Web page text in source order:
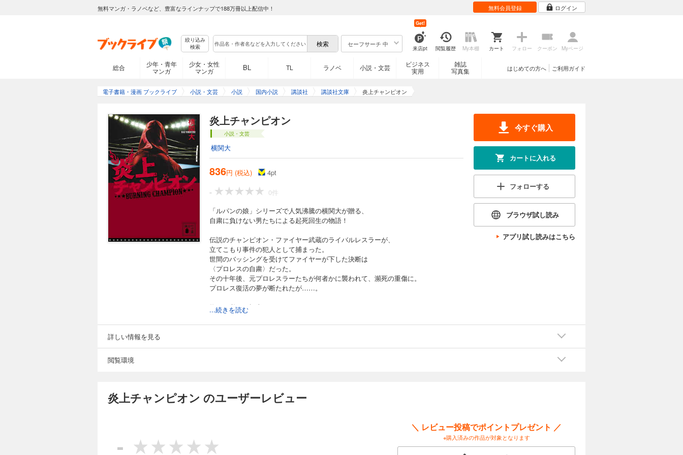
無料マンガ・ラノベなど、豊富なラインナップで188万冊以上配信中！ 無料会員登録 ログイン
絞り込み
検索
セーフサーチ 中
来店pt
Get!
閲覧履歴 My本棚 カート フォロー クーポン Myページ
総合
少年・青年
マンガ
少女・女性
マンガ
BL TL ラノベ 小説・文芸
ビジネス
実用
雑誌
写真集
ご利用ガイド
はじめての方へ
電子書籍・漫画 ブックライブ 小説・文芸 小説 国内小説 講談社 講談社文庫 炎上チャンピオン
炎上チャンピオン
小説・文芸
横関大
836円 (税込) 4pt
-
0件
「ルパンの娘」シリーズで人気沸騰の横関大が贈る、
自粛に負けない男たちによる起死回生の物語！
伝説のチャンピオン・ファイヤー武蔵のライバルレスラーが、
立てこもり事件の犯人として捕まった。
世間のバッシングを受けてファイヤーが下した決断は
〈プロレスの自粛〉だった。
その十年後、元プロレスラーたちが何者かに襲われて、瀕死の重傷に。
プロレス復活の夢が断たれたが……。
胸アツ必至の極上エンタメ！
...続きを読む
今すぐ購入
カートに入れる
フォローする
ブラウザ試し読み
アプリ試し読みはこちら
詳しい情報を見る
閲覧環境
炎上チャンピオン のユーザーレビュー
-
＼ レビュー投稿でポイントプレゼント ／
※購入済みの作品が対象となります